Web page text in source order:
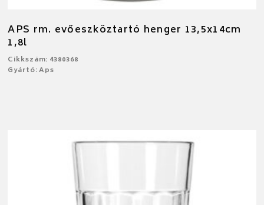
APS rm. evőeszköztartó henger 13,5x14cm
1,8l
Cikkszám: 4380368
Gyártó: Aps